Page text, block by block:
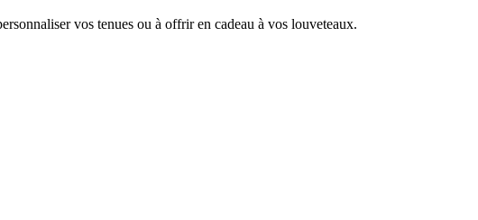
vos tenues ou à offrir en cadeau à vos louveteaux.